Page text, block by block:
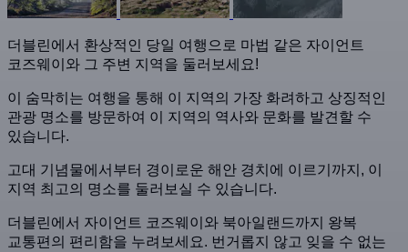
더블린에서 환상적인 당일 여행으로 마법 같은 자이언트
코즈웨이와 그 주변 지역을 둘러보세요!
이 숨막히는 여행을 통해 이 지역의 가장 화려하고 상징적인
관광 명소를 방문하여 이 지역의 역사와 문화를 발견할 수
있습니다.
고대 기념물에서부터 경이로운 해안 경치에 이르기까지, 이
지역 최고의 명소를 둘러보실 수 있습니다.
더블린에서 자이언트 코즈웨이와 북아일랜드까지 왕복
교통편의 편리함을 누려보세요. 번거롭지 않고 잊을 수 없는